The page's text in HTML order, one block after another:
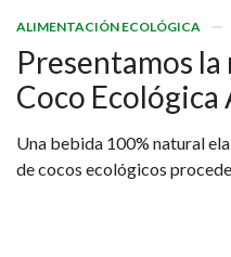
ALIMENTACIÓN ECOLÓGICA
Presentamos la
Coco Ecológica
Una bebida 100% natural
de cocos ecológicos